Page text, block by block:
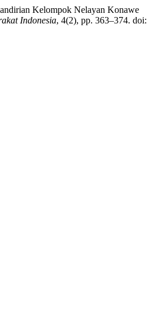
Kelompok Nelayan Konawe
Indonesia, 4(2), pp. 363–374. doi: